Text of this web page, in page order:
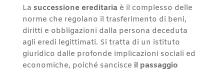
La successione ereditaria è il complesso delle
norme che regolano il trasferimento di beni,
diritti e obbligazioni dalla persona deceduta
agli eredi legittimati. Si tratta di un istituto
giuridico dalle profonde implicazioni sociali ed
economiche, poiché sancisce il passaggio